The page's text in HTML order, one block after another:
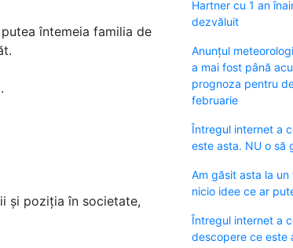
întemeia familia de
și poziția în societate,
Hartner cu 1 an
dezvăluit
Anunțul
a mai fost până
prognoza pentru
februarie
Întregul internet a
este asta. NU o să
Am găsit asta la
nicio idee ce ar
Întregul internet a
descopere ce este